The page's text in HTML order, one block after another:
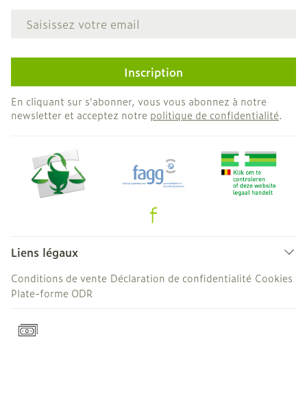
Adresse mail
Inscription
En cliquant sur s'abonner, vous vous abonnez à notre
newsletter et acceptez notre politique de confidentialité.
Liens légaux
Conditions de vente Déclaration de confidentialité Cookies
Plate-forme ODR